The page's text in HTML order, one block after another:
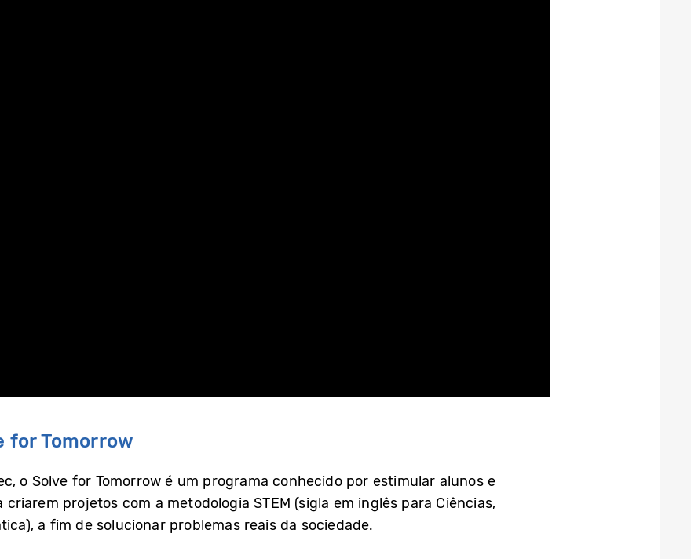
for Tomorrow
o Solve for Tomorrow é um programa conhecido por estimular alunos e
projetos com a metodologia STEM (sigla em inglês para Ciências,
a fim de solucionar problemas reais da sociedade.